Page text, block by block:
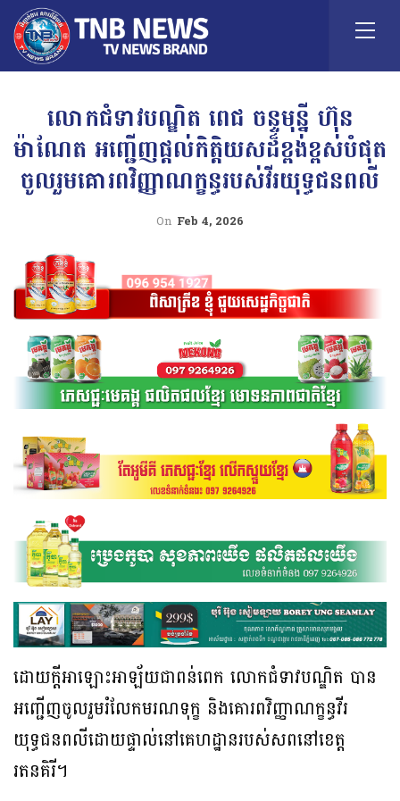
លោកជំទាវបណ្ឌិត ពេជ ចន្ទមុន្នី ហ៊ុន
ម៉ាណែត អញ្ជើញផ្តល់កិត្តិយសដ៏ខ្ពង់ខ្ពស់បំផុត
ចូលរួមគោរពវិញ្ញាណក្ខន្ធរបស់វីរយុទ្ធជនពលី
On Feb 4, 2026
ដោយក្តីអាឡោះអាឡ័យជាពន់ពេក លោកជំទាវបណ្ឌិត បាន
អញ្ជើញចូលរួមរំលែកមរណទុក្ខ និងគោរពវិញ្ញាណក្ខន្ធវីរ
យុទ្ធជនពលីដោយផ្ទាល់នៅគេហដ្ឋានរបស់សពនៅខេត្ត
រតនគិរី។